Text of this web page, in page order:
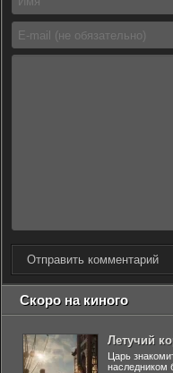
Отправить комментарий
Скоро на киного
Летучий
Царь
наследником